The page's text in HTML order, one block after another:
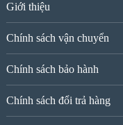
Giới thiệu
Chính sách vận chuyển
Chính sách bảo hành
Chính sách đổi trả hàng